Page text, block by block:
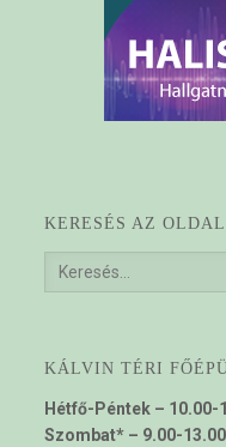
KERESÉS AZ
Keresés:
KÁLVIN TÉRI
Hétfő-Péntek – 10.00-
Szombat* – 9.00-13.00